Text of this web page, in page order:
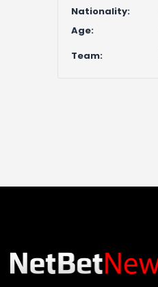
Nationality:
Age:
Team: